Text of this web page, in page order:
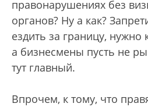
правонарушениях без
органов? Ну а как?
ездить за границу, нужно
а бизнесмены пусть не
тут главный.
Впрочем, к тому, что